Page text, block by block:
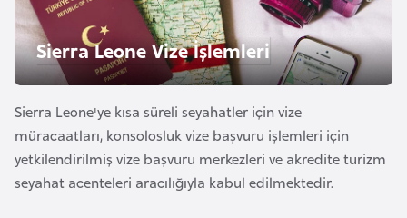
o
n
e
V
i
z
e
İ
ş
i
Sierra Leone Vize İşlemleri
Sierra Leone'ye kısa süreli seyahatler için vize
müracaatları, konsolosluk vize başvuru işlemleri için
yetkilendirilmiş vize başvuru merkezleri ve akredite turizm
seyahat acenteleri aracılığıyla kabul edilmektedir.
A
v
u
t
u
y